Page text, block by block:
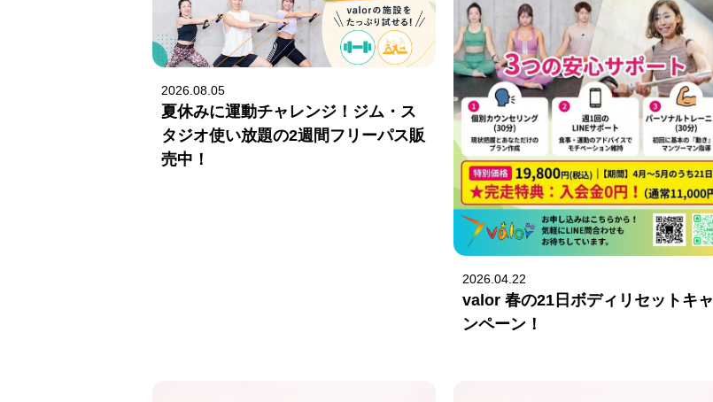
2026.08.05
夏休みに運動チャレンジ！ジム・ス
タジオ使い放題の2週間フリーパス販
売中！
2026.04.22
valor 春の21日ボディリセットキャ
ンペーン！